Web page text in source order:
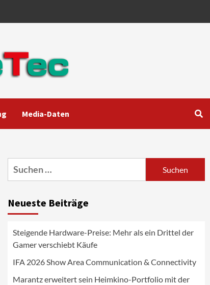
Media-Daten
Suchen
nach:
Neueste Beiträge
Steigende Hardware-Preise: Mehr als ein Drittel der
Gamer verschiebt Käufe
IFA 2026 Show Area Communication & Connectivity
Marantz erweitert sein Heimkino-Portfolio mit der
Marantz erweitert sein
4
News aus dem Internet
55-Zoll Fernsehgeräte
5
Wirtschaft
NIQ kehrt zur IFA 2026 zurück
Branchendebatte